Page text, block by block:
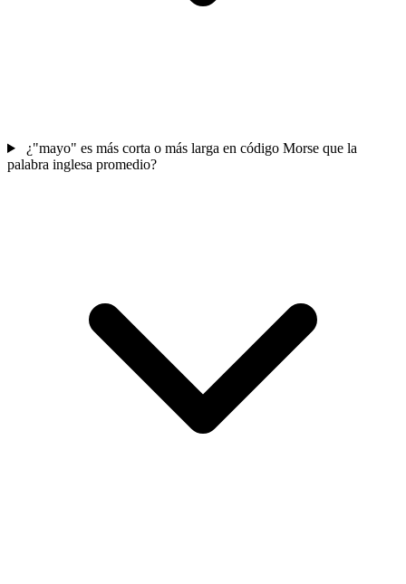
¿"mayo" es más corta o más larga en código Morse que la
palabra inglesa promedio?